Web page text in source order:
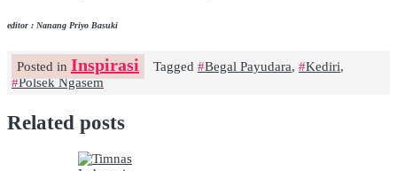
editor : Nanang Priyo Basuki
Posted in Inspirasi Tagged Begal Payudara, Kediri,
Polsek Ngasem
Related posts